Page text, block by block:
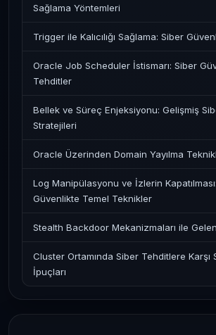
Sağlama Yöntemleri
Trigger ile Kalıcılığı Sağlama: Siber
Oracle Job Scheduler İstismarı: Siber
Tehditler
Bellek ve Süreç Enjeksiyonu: Gelişmiş
Stratejileri
Oracle Üzerinden Domain Yayılma
Log Manipülasyonu ve İzlerin
Güvenlikte Temel Teknikler
Stealth Backdoor Mekanizmaları ile
Cluster Ortamında Siber Tehditlere Karşı
İpuçları